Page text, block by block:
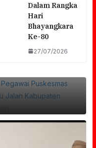
Dalam Rangka
Hari
Bhayangkara
Ke-80
27/07/2026
Pegawai
Klaim